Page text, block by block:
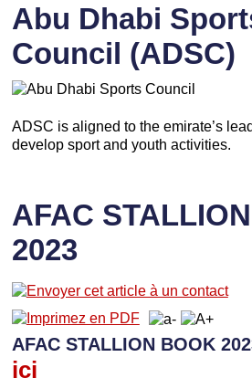
Abu Dhabi
Council (ADSC)
ADSC is aligned to the emirate’s
develop sport and youth activities.
AFAC
2023
AFAC STALLION BOOK
ici